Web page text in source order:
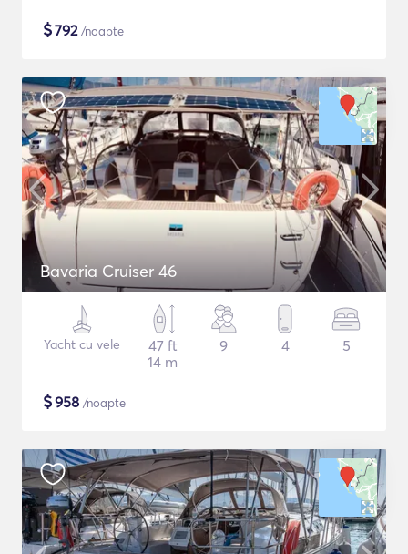
$792/noapte
Bavaria Cruiser 46
Yacht cu vele
47 ft
14 m
9 4 5
$958 /noapte